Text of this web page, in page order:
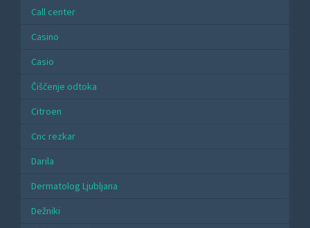
Call center
Casino
Casio
Čiščenje odtoka
Citroen
Cnc rezkar
Darila
Dermatolog Ljubljana
Dežniki